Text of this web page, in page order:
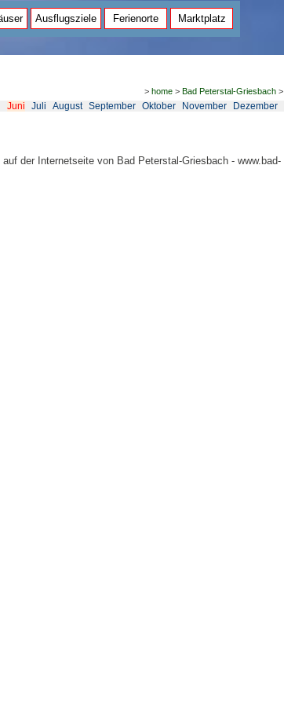
Ausflugsziele Ferienorte Marktplatz
> home> Bad Peterstal-Griesbach>
Juni Juli August September Oktober November Dezember
der Internetseite von Bad Peterstal-Griesbach - www.bad-